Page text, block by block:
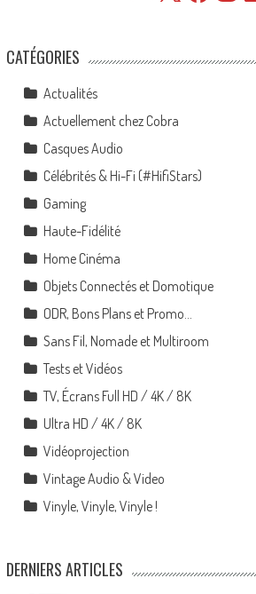
CATÉGORIES
Actualités
Actuellement chez Cobra
Casques Audio
Célébrités & Hi-Fi (#HifiStars)
Gaming
Haute-Fidélité
Home Cinéma
Objets Connectés et Domotique
ODR, Bons Plans et Promo…
Sans Fil, Nomade et Multiroom
Tests et Vidéos
TV, Écrans Full HD / 4K / 8K
Ultra HD / 4K / 8K
Vidéoprojection
Vintage Audio & Video
Vinyle, Vinyle, Vinyle !
DERNIERS ARTICLES